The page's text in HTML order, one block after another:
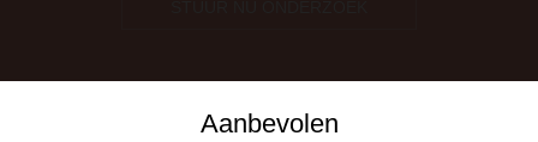
Aanbevolen